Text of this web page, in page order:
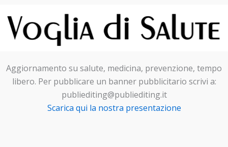
Aggiornamento su salute, medicina, prevenzione, tempo
libero. Per pubblicare un banner pubblicitario scrivi a:
publiediting@publiediting.it
Scarica qui la nostra presentazione